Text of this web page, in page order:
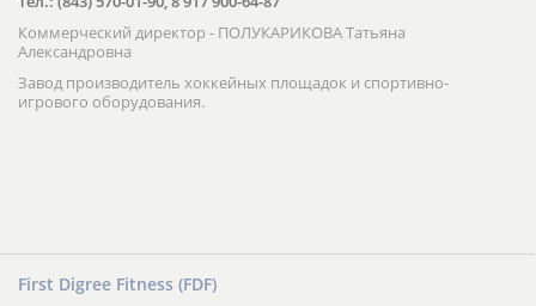
Коммерческий директор - ПОЛУКАРИКОВА Татьяна
Александровна
Завод производитель хоккейных площадок и спортивно-
игрового оборудования.
First Digree Fitness (FDF)